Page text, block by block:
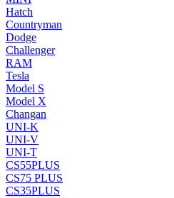
Hatch
Countryman
Dodge
Challenger
RAM
Tesla
Model S
Model X
Changan
UNI-K
UNI-V
UNI-T
CS55PLUS
CS75 PLUS
CS35PLUS